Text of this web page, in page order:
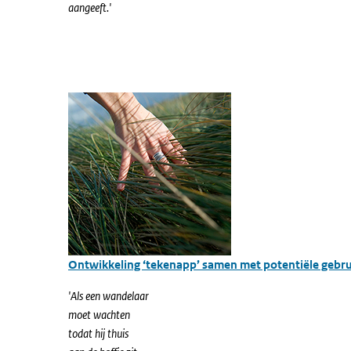
aangeeft.'
Ontwikkeling ‘tekenapp’ samen met potentiële
'Als een wandelaar
moet wachten
todat hij thuis